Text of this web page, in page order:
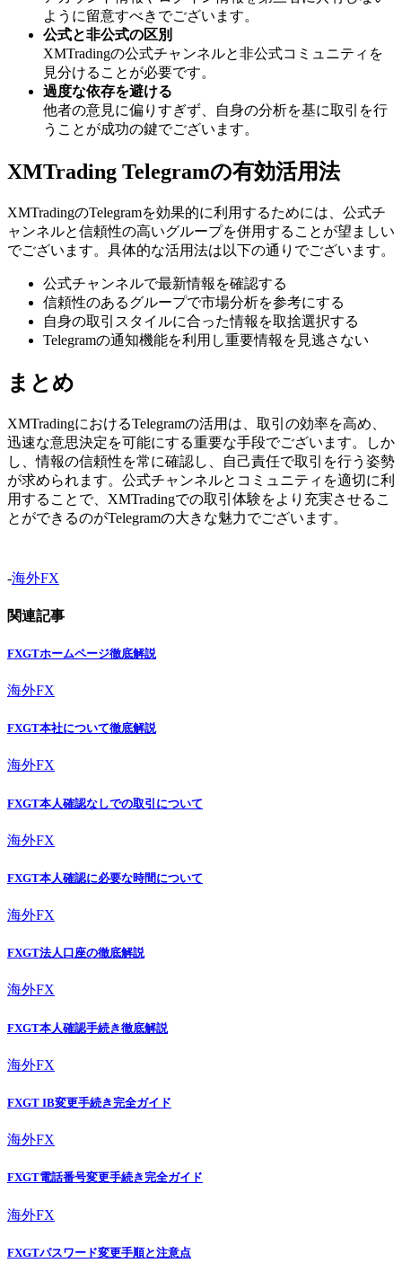
ように留意すべきでございます。
公式と非公式の区別
XMTradingの公式チャンネルと非公式コミュニティを
見分けることが必要です。
過度な依存を避ける
他者の意見に偏りすぎず、自身の分析を基に取引を行
うことが成功の鍵でございます。
XMTrading Telegramの有効活用法
XMTradingのTelegramを効果的に利用するためには、公式チ
ャンネルと信頼性の高いグループを併用することが望ましい
でございます。具体的な活用法は以下の通りでございます。
公式チャンネルで最新情報を確認する
信頼性のあるグループで市場分析を参考にする
自身の取引スタイルに合った情報を取捨選択する
Telegramの通知機能を利用し重要情報を見逃さない
まとめ
XMTradingにおけるTelegramの活用は、取引の効率を高め、
迅速な意思決定を可能にする重要な手段でございます。しか
し、情報の信頼性を常に確認し、自己責任で取引を行う姿勢
が求められます。公式チャンネルとコミュニティを適切に利
用することで、XMTradingでの取引体験をより充実させるこ
とができるのがTelegramの大きな魅力でございます。
-海外FX
関連記事
FXGTホームページ徹底解説
海外FX
FXGT本社について徹底解説
海外FX
FXGT本人確認なしでの取引について
海外FX
FXGT本人確認に必要な時間について
海外FX
FXGT法人口座の徹底解説
海外FX
FXGT本人確認手続き徹底解説
海外FX
FXGT IB変更手続き完全ガイド
海外FX
FXGT電話番号変更手続き完全ガイド
海外FX
FXGTパスワード変更手順と注意点